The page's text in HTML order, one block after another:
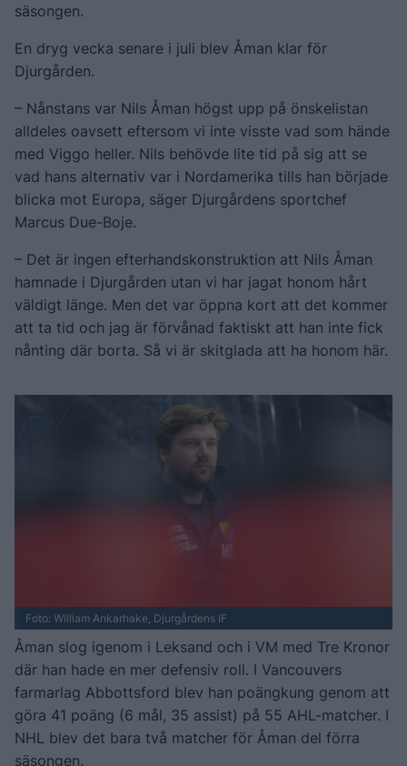
säsongen.
En dryg vecka senare i juli blev Åman klar för
Djurgården.
– Nånstans var Nils Åman högst upp på önskelistan
alldeles oavsett eftersom vi inte visste vad som hände
med Viggo heller. Nils behövde lite tid på sig att se
vad hans alternativ var i Nordamerika tills han började
blicka mot Europa, säger Djurgårdens sportchef
Marcus Due-Boje.
– Det är ingen efterhandskonstruktion att Nils Åman
hamnade i Djurgården utan vi har jagat honom hårt
väldigt länge. Men det var öppna kort att det kommer
att ta tid och jag är förvånad faktiskt att han inte fick
nånting där borta. Så vi är skitglada att ha honom här.
Foto: William Ankarhake, Djurgårdens IF
Åman slog igenom i Leksand och i VM med Tre Kronor
där han hade en mer defensiv roll. I Vancouvers
farmarlag Abbottsford blev han poängkung genom att
göra 41 poäng (6 mål, 35 assist) på 55 AHL-matcher. I
NHL blev det bara två matcher för Åman del förra
säsongen.